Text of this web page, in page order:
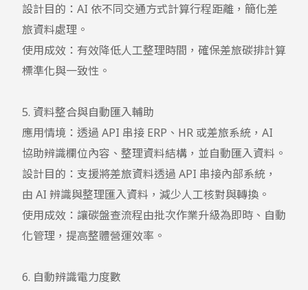
設計目的：AI 依不同交通方式計算行程距離，簡化差
旅資料處理。
使用成效：有效降低人工整理時間，確保差旅碳排計算
標準化與一致性。
5. 資料整合與自動匯入輔助
應用情境：透過 API 串接 ERP、HR 或差旅系統，AI
協助辨識欄位內容、整理資料結構，並自動匯入資料。
設計目的：支援將差旅資料透過 API 串接內部系統，
由 AI 辨識與整理匯入資料，減少人工核對與轉換。
使用成效：讓碳盤查流程由批次作業升級為即時、自動
化管理，提高整體營運效率。
6. 自動辨識電力度數